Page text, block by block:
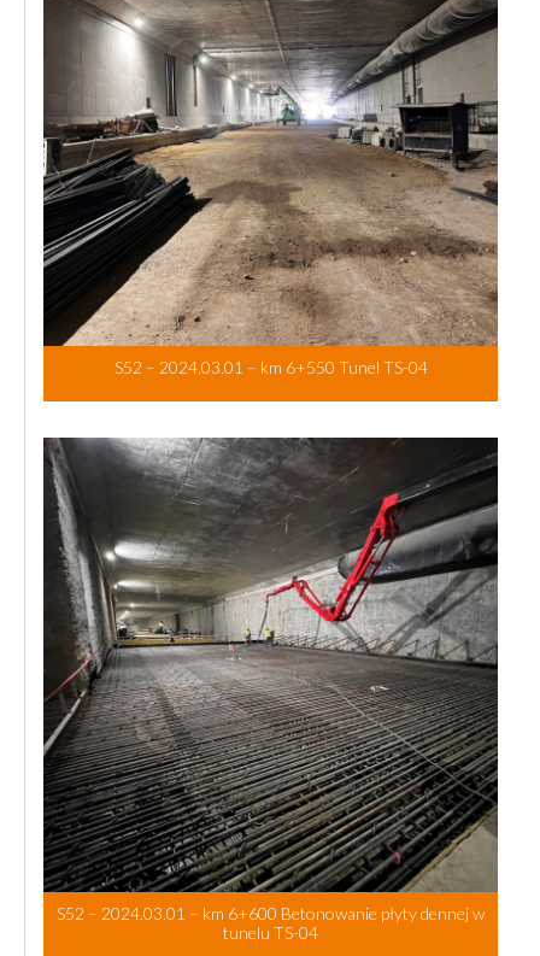
S52 – 2024.03.01 – km 6+550 Tunel TS-04
S52 – 2024.03.01 – km 6+600 Betonowanie płyty dennej w
tunelu TS-04